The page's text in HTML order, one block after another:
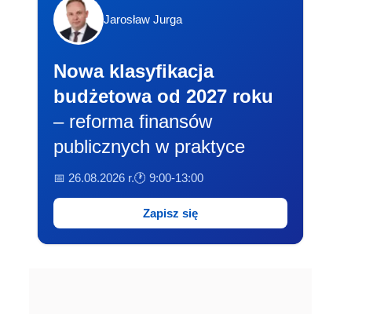
Jarosław Jurga
Nowa klasyfikacja
budżetowa od 2027 roku
– reforma finansów
publicznych w praktyce
📅 26.08.2026 r.🕐 9:00-13:00
Zapisz się